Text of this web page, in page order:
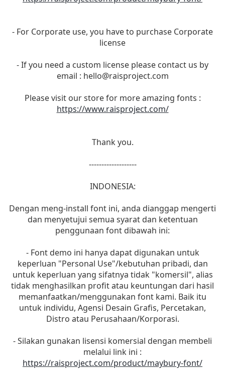
- For Corporate use, you have to purchase Corporate
license
- If you need a custom license please contact us by
email : hello@raisproject.com
Please visit our store for more amazing fonts :
https://www.raisproject.com/
Thank you.
-------------------
INDONESIA:
Dengan meng-install font ini, anda dianggap mengerti
dan menyetujui semua syarat dan ketentuan
penggunaan font dibawah ini:
- Font demo ini hanya dapat digunakan untuk
keperluan "Personal Use"/kebutuhan pribadi, dan
untuk keperluan yang sifatnya tidak "komersil", alias
tidak menghasilkan profit atau keuntungan dari hasil
memanfaatkan/menggunakan font kami. Baik itu
untuk individu, Agensi Desain Grafis, Percetakan,
Distro atau Perusahaan/Korporasi.
- Silakan gunakan lisensi komersial dengan membeli
melalui link ini :
https://raisproject.com/product/maybury-font/